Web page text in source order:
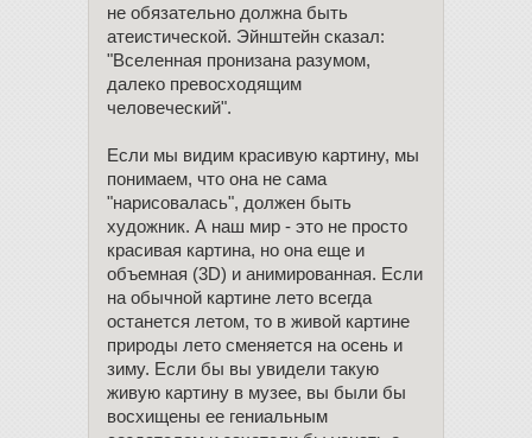
не обязательно должна быть
атеистической. Эйнштейн сказал:
"Вселенная пронизана разумом,
далеко превосходящим
человеческий".
Если мы видим красивую картину, мы
понимаем, что она не сама
"нарисовалась", должен быть
художник. А наш мир - это не просто
красивая картина, но она еще и
объемная (3D) и анимированная. Если
на обычной картине лето всегда
останется летом, то в живой картине
природы лето сменяется на осень и
зиму. Если бы вы увидели такую
живую картину в музее, вы были бы
восхищены ее гениальным